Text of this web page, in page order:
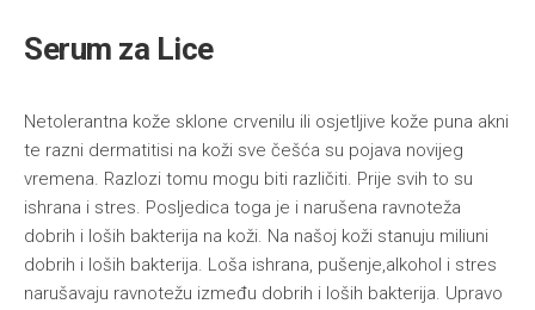
Serum za Lice
Netolerantna kože sklone crvenilu ili osjetljive kože puna akni
te razni dermatitisi na koži sve češća su pojava novijeg
vremena. Razlozi tomu mogu biti različiti. Prije svih to su
ishrana i stres. Posljedica toga je i narušena ravnoteža
dobrih i loših bakterija na koži. Na našoj koži stanuju miliuni
dobrih i loših bakterija. Loša ishrana, pušenje,alkohol i stres
narušavaju ravnotežu između dobrih i loših bakterija. Upravo